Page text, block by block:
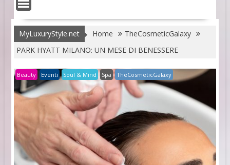
MyLuxuryStyle.net Home
TheCosmeticGalaxy
PARK HYATT MILANO: UN MESE DI BENESSERE
Beauty Eventi Soul & Mind Spa TheCosmeticGalaxy